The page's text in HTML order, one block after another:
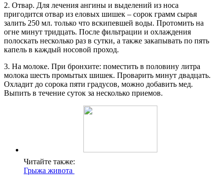
2. Отвар. Для лечения ангины и выделений из носа
пригодится отвар из еловых шишек – сорок грамм сырья
залить 250 мл. только что вскипевшей воды. Протомить на
огне минут тридцать. После фильтрации и охлаждения
полоскать несколько раз в сутки, а также закапывать по пять
капель в каждый носовой проход.
3. На молоке. При бронхите: поместить в половину литра
молока шесть промытых шишек. Проварить минут двадцать.
Охладит до сорока пяти градусов, можно добавить мед.
Выпить в течение суток за несколько приемов.
Читайте также:
Грыжа живота